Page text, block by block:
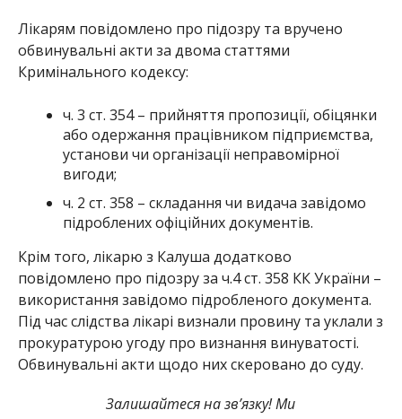
Лікарям повідомлено про підозру та вручено
обвинувальні акти за двома статтями
Кримінального кодексу:
ч. 3 ст. 354 – прийняття пропозиції, обіцянки
або одержання працівником підприємства,
установи чи організації неправомірної
вигоди;
ч. 2 ст. 358 – складання чи видача завідомо
підроблених офіційних документів.
Крім того, лікарю з Калуша додатково
повідомлено про підозру за ч.4 ст. 358 КК України –
використання завідомо підробленого документа.
Під час слідства лікарі визнали провину та уклали з
прокуратурою угоду про визнання винуватості.
Обвинувальні акти щодо них скеровано до суду.
Залишайтеся на зв’язку! Ми